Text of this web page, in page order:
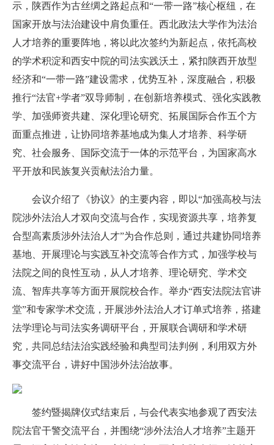
示，陕西作为古丝绸之路起点和“一带一路”核心枢纽，在
国家开放与法治建设中肩负重任。西北政法大学作为法治
人才培养的重要阵地，将以此次签约为新起点，依托高校
的学术积淀和西安中院的司法实践沃土，紧扣陕西开放型
经济和“一带一路”建设需求，优势互补，深度融合，积极
推行“法官+学者”双导师制，在创新培养模式、强化实践教
学、加强师资共建、深化理论研究、拓展国际合作五个方
面重点推进，让协同培养基地成为集人才培养、科学研
究、社会服务、国际交流于一体的示范平台，为国家高水
平开放和民族复兴贡献法治力量。
会议介绍了《协议》的主要内容，即以“加强高校与法
院涉外法治人才双向交流与合作，实现资源共享，培养复
合型高素质涉外法治人才”为合作总则，通过共建协同培养
基地、开展理论与实践互补交流等合作方式，加强学校与
法院之间的良性互动，从人才培养、理论研究、学术交
流、智库共享等方面开展院校合作。举办“西安法院法官讲
堂”和专家学术交流，开展涉外法治人才订单式培养，搭建
法学理论与司法实务调研平台，开展联合调研和学术研
究，共同总结法治实践经验和典型司法判例，利用双方外
事交流平台，讲好中国涉外法治故事。
签约暨揭牌仪式结束后，与会代表实地参观了西安法
院法官干警交流平台，并围绕“涉外法治人才培养”主题开